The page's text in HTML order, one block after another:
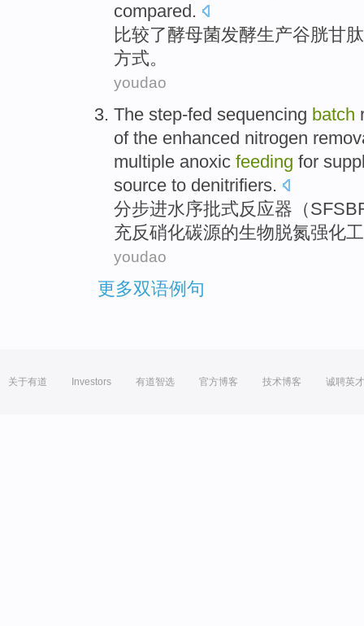
compared.
比较了酵母菌发酵生产谷胱甘
方式。
youdao
The step-fed sequencing batch
of the enhanced nitrogen
multiple anoxic feeding for
source to denitrifiers.
分步进水序批式反应器 （
充反硝化碳源的生物脱氮强化
youdao
更多双语例句
关于有道 Investors 有道智选 官方博客 技术博客 诚聘英才